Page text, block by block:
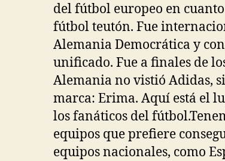
del fútbol europeo en
fútbol teutón. Fue
Alemania Democrática y
unificado. Fue a finales de
Alemania no vistió Adidas,
marca: Erima. Aquí está el
los fanáticos del
equipos que prefiere
equipos nacionales, como